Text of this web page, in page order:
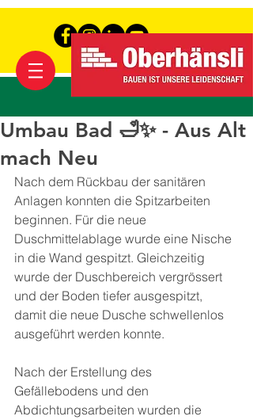
Umbau Bad 🛁✨ - Aus Alt
mach Neu
Nach dem Rückbau der sanitären
Anlagen konnten die Spitzarbeiten
beginnen. Für die neue
Duschmittelablage wurde eine Nische
in die Wand gespitzt. Gleichzeitig
wurde der Duschbereich vergrössert
und der Boden tiefer ausgespitzt,
damit die neue Dusche schwellenlos
ausgeführt werden konnte.
Nach der Erstellung des
Gefällebodens und den
Abdichtungsarbeiten wurden die